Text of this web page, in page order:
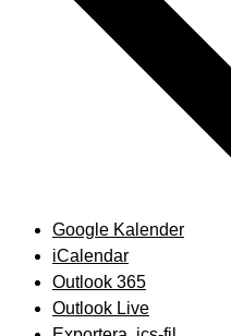
Google Kalender
iCalendar
Outlook 365
Outlook Live